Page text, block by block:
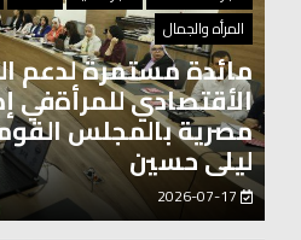
المرأه والجمال
مائدة مستمرة لدعم
الأقتصادي للمرأةفي
مصرية بالمجلس
ليلى حسين
2026-07-17